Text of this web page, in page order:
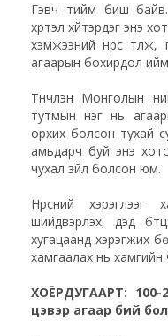
Гэвч тийм биш
хүртэл хүйтэрдэг энэ
хэмжээний нүүрс
агаарын бохирдол ийм
Түүнчлэн Монголын
тутмын нэг нь
орхих болсон тухай
амьдарч буй энэ
чухал зүйл болсон юм.
Нүүрсний
шийдвэрлэх, дэд
хугацаанд хэрэгжих
хамгаалах нь
ХОЁРДУГААРТ: 100-
цэвэр агаар бий